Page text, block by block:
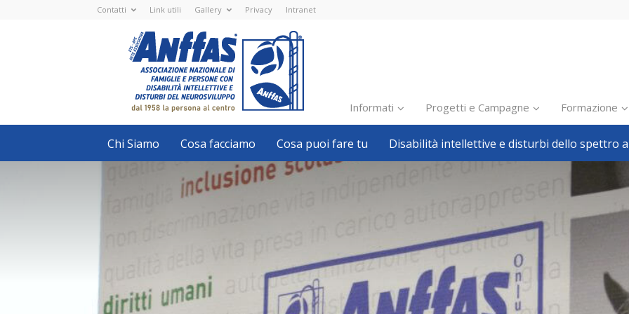
Contatti Link utili Gallery Privacy Intranet
Nazionale
ETS
-
APS
Associazione
Nazionale
di
Famiglie
e
con
disabilità
intellettive
neurosviluppo
Informati
Inclusione scolastica
Inclusione lavorativa
Politiche sociali
Pillole
Formazione
Avvisi, bandi
Welfare locale
Progetti e Campagne Formazione
Chi Siamo Cosa facciamo Cosa puoi fare tu Disabilità intellettive e disturbi dello spettro